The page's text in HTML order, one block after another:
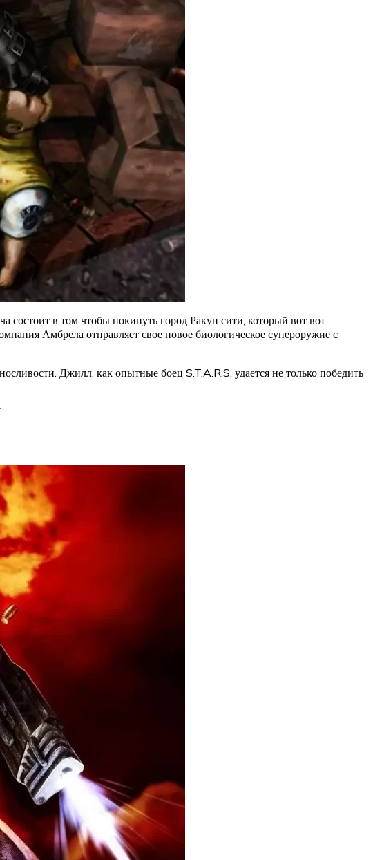
в том чтобы покинуть город Ракун сити, который вот вот
Амбрела отправляет свое новое биологическое супероружие с
Джилл, как опытные боец S.T.A.R.S. удается не только победить